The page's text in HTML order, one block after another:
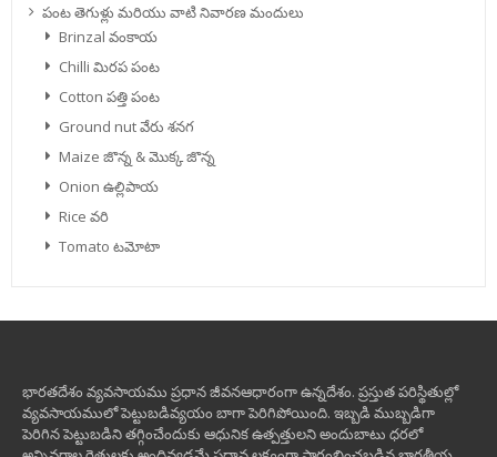
పంట తెగుళ్లు మరియు వాటి నివారణ మందులు
Brinzal వంకాయ
Chilli మిరప పంట
Cotton పత్తి పంట
Ground nut వేరు శనగ
Maize జొన్న & మొక్క జొన్న
Onion ఉల్లిపాయ
Rice వరి
Tomato టమోటా
భారతదేశం వ్యవసాయము ప్రధాన జీవనఆధారంగా ఉన్నదేశం. ప్రస్తుత పరిస్థితుల్లో
వ్యవసాయములో పెట్టుబడివ్యయం బాగా పెరిగిపోయింది. ఇబ్బడి ముబ్బడిగా
పెరిగిన పెట్టుబడిని తగ్గించేందుకు ఆధునిక ఉత్పత్తులని అందుబాటు ధరలో